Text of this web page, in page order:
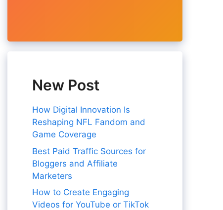
New Post
How Digital Innovation Is
Reshaping NFL Fandom and
Game Coverage
Best Paid Traffic Sources for
Bloggers and Affiliate
Marketers
How to Create Engaging
Videos for YouTube or TikTok